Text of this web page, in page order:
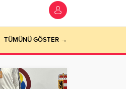
TÜMÜNÜ GÖSTER →